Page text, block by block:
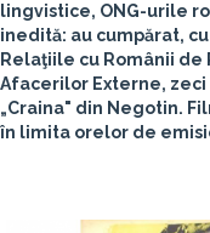
lingvistice, ONG-urile
inedită: au cumpărat,
Relaţiile cu Românii
Afacerilor Externe,
„Craina" din Negotin.
în limita orelor de